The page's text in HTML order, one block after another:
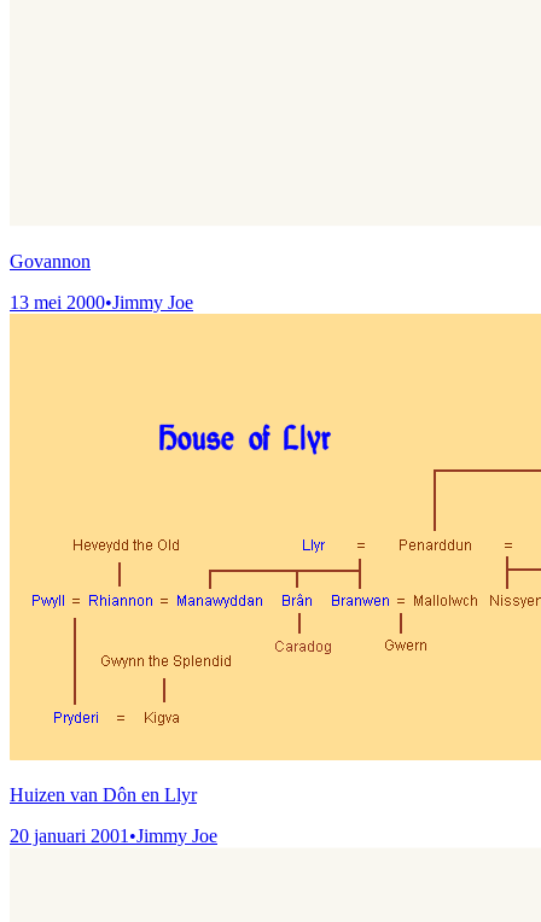
Govannon
13 mei 2000•Jimmy Joe
Huizen van Dôn en Llyr
20 januari 2001 •Jimmy Joe